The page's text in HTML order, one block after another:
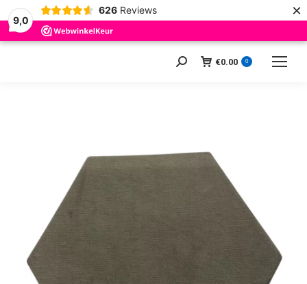
9,0
626 Reviews ×
Zoeken: €0.00 0